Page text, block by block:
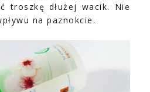
troszkę dłużej wacik. Nie
na paznokcie.